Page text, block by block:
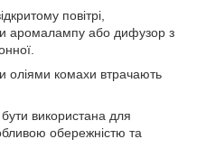
повітрі,
аромалампу або дифузор з
оліями комахи втрачають
використана для
обережністю та